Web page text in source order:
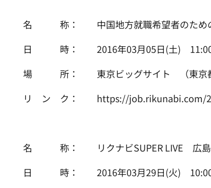
名 称： 中国地方就職希望者のための
日 時： 2016年03月05日(土) 11:00
場 所： 東京ビッグサイト （東京都江
リ ン ク： https://job.rikunabi.com/
名 称： リクナビSUPER LIVE 広島
日 時： 2016年03月29日(火) 10:00